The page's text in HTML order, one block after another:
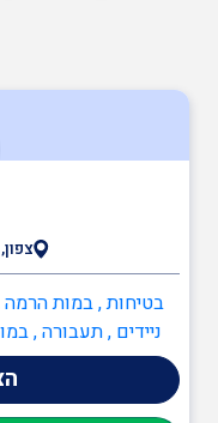
בריאות
ביטחון
בטיחות , במות הרמה
ניידים , תעבורה ,